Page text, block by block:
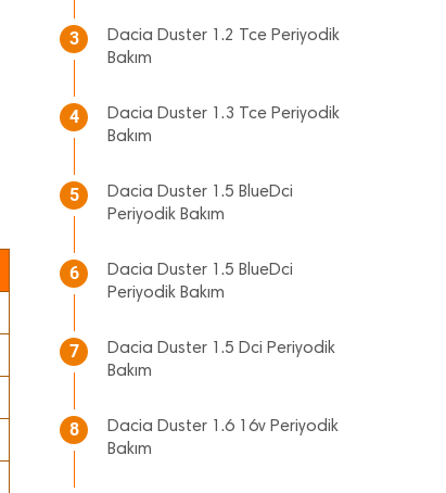
3
Dacia Duster 1.2 Tce Periyodik
Bakım
4
Dacia Duster 1.3 Tce Periyodik
Bakım
5
Dacia Duster 1.5 BlueDci
Periyodik Bakım
6
Dacia Duster 1.5 BlueDci
Periyodik Bakım
7
Dacia Duster 1.5 Dci Periyodik
Bakım
8
Dacia Duster 1.6 16v Periyodik
Bakım